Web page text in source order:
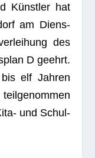
Künst­ler hat
am Diens­
des
D geehrt.
elf Jah­ren
und Schul­